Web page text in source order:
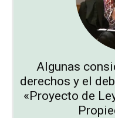
Algunas
derechos y el
«Proyecto de